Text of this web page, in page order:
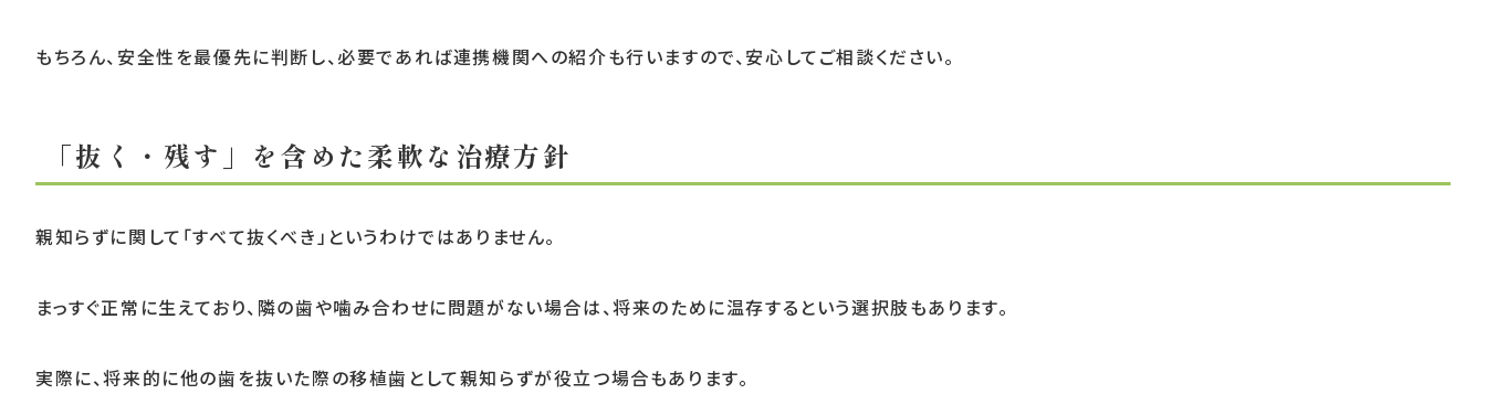
もちろん、安全性を最優先に判断し、必要であれば連携機関への紹介も行いますので、安心してご相談ください。
「抜く・残す」を含めた柔軟な治療方針
親知らずに関して「すべて抜くべき」というわけではありません。
まっすぐ正常に生えており、隣の歯や噛み合わせに問題がない場合は、将来のために温存するという選択肢もあります。
実際に、将来的に他の歯を抜いた際の移植歯として親知らずが役立つ場合もあります。